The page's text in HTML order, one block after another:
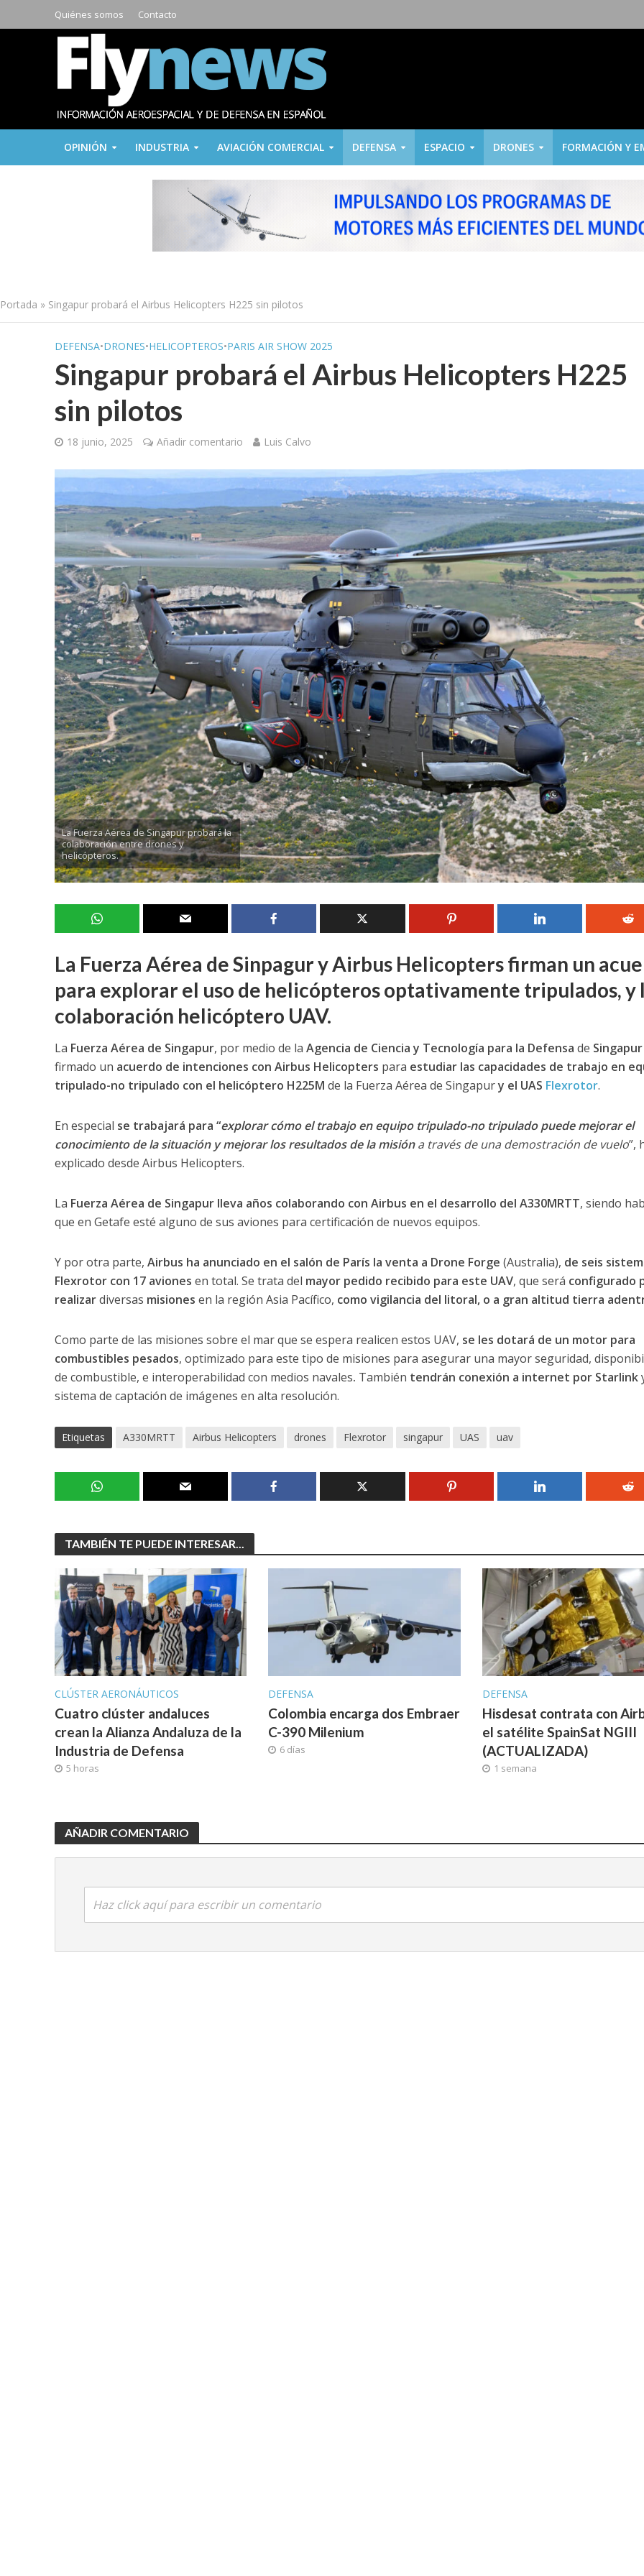
Quiénes somos Contacto
OPINIÓN INDUSTRIA AVIACIÓN COMERCIAL DEFENSA ESPACIO DRONES FORMACIÓN Y
Portada » Singapur probará el Airbus Helicopters H225 sin pilotos
DEFENSA•DRONES•HELICOPTEROS•PARIS AIR SHOW 2025
Singapur probará el Airbus Helicopters H225
sin pilotos
18 junio, 2025 Añadir comentario Luis Calvo
La Fuerza Aérea de Singapur probará la
colaboración entre drones y
helicópteros.
La Fuerza Aérea de Sinpagur y Airbus Helicopters firman un
para explorar el uso de helicópteros optativamente tripulados, y
colaboración helicóptero UAV.
La Fuerza Aérea de Singapur, por medio de la Agencia de Ciencia y Tecnología para la Defensa de Singapur
firmado un acuerdo de intenciones con Airbus Helicopters para estudiar las capacidades de trabajo en
tripulado-no tripulado con el helicóptero H225M de la Fuerza Aérea de Singapury el UAS Flexrotor.
En especial se trabajará para “explorar cómo el trabajo en equipo tripulado-no tripulado puede mejorar el
conocimiento de la situación y mejorar los resultados de la misióna través de una demostración de vuelo”,
explicado desde Airbus Helicopters.
La Fuerza Aérea de Singapur lleva años colaborando con Airbus en el desarrollo del A330MRTT, siendo
que en Getafe esté alguno de sus aviones para certificación de nuevos equipos.
Y por otra parte, Airbus ha anunciado en el salón de París la venta a Drone Forge (Australia), de seis
Flexrotor con 17 aviones en total. Se trata del mayor pedido recibido para este UAV, que será configurado
realizardiversas misiones en la región Asia Pacífico, como vigilancia del litoral, o a gran altitud tierra
Como parte de las misiones sobre el mar que se espera realicen estos UAV, se les dotará de un motor para
combustibles pesados, optimizado para este tipo de misiones para asegurar una mayor seguridad,
de combustible, e interoperabilidad con medios navales. También tendrán conexión a internet por Starlink
sistema de captación de imágenes en alta resolución.
Etiquetas A330MRTT Airbus Helicopters drones Flexrotor singapur UAS uav
TAMBIÉN TE PUEDE INTERESAR...
CLÚSTER AERONÁUTICOS
Cuatro clúster andaluces
crean la Alianza Andaluza de la
Industria de Defensa
5 horas
DEFENSA
Colombia encarga dos Embraer
C-390 Milenium
6 días
DEFENSA
Hisdesat contrata con
el satélite SpainSat NGIII
(ACTUALIZADA)
1 semana
AÑADIR COMENTARIO
Haz click aquí para escribir un comentario